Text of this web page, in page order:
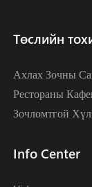
Төслийн
Ахлах Зочны
Рестораны
Зочломтгой
Info Center